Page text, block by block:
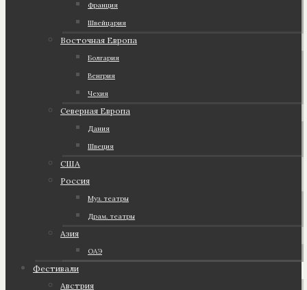
Франция
Швейцария
Восточная Европа
Болгария
Венгрия
Чехия
Северная Европа
Дания
Швеция
США
Россия
Муз. театры
Драм. театры
Азия
ОАЭ
Фестивали
Австрия